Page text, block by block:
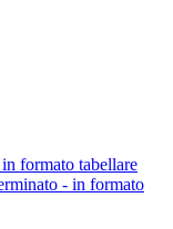
formato tabellare
- in formato